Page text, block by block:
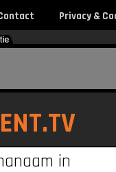
Privacy &